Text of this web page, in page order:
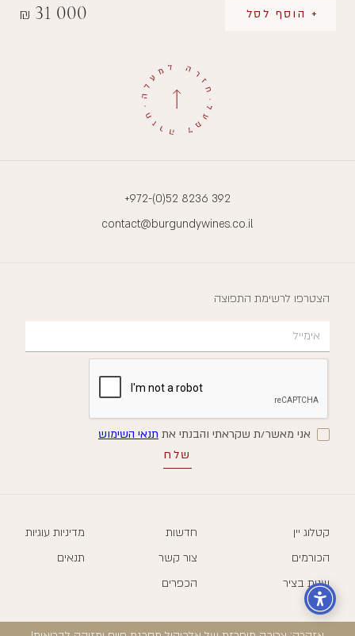
₪ 31 000 + הוסף לסל
+972-(0)52 8236 392
contact@burgundywines.co.il
הצטרפו לרשימת התפוצה
אני מאשר/ת שקראתי והבנתי את תנאי השימוש
קטלוג יין
הכורמים
שנות בציר
חדשות
צור קשר
הכפרים
מדיניות עוגיות
תנאים